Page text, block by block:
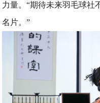
力量。“期待未来羽毛球社
名片。”